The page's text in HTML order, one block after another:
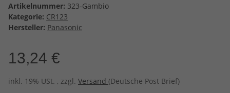
Artikelnummer: 323-Gambio
Kategorie: CR123
Hersteller: Panasonic
13,24 €
inkl. 19% USt. , zzgl. Versand (Deutsche Post Brief)